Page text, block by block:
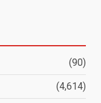
(90)
(4,614)